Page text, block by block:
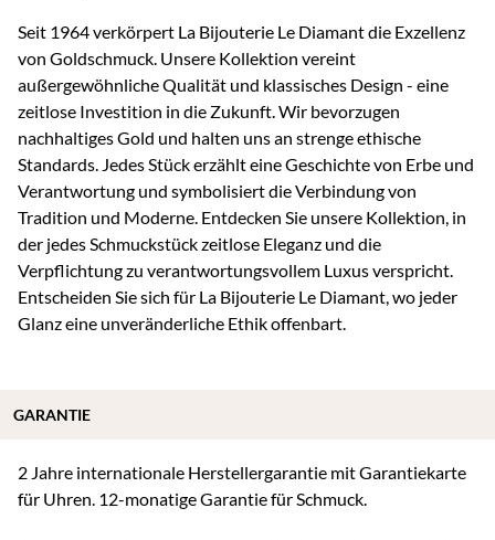
Seit 1964 verkörpert La Bijouterie Le Diamant die Exzellenz
von Goldschmuck. Unsere Kollektion vereint
außergewöhnliche Qualität und klassisches Design - eine
zeitlose Investition in die Zukunft. Wir bevorzugen
nachhaltiges Gold und halten uns an strenge ethische
Standards. Jedes Stück erzählt eine Geschichte von Erbe und
Verantwortung und symbolisiert die Verbindung von
Tradition und Moderne. Entdecken Sie unsere Kollektion, in
der jedes Schmuckstück zeitlose Eleganz und die
Verpflichtung zu verantwortungsvollem Luxus verspricht.
Entscheiden Sie sich für La Bijouterie Le Diamant, wo jeder
Glanz eine unveränderliche Ethik offenbart.
2 Jahre internationale Herstellergarantie mit Garantiekarte
für Uhren. 12-monatige Garantie für Schmuck.
GARANTIE